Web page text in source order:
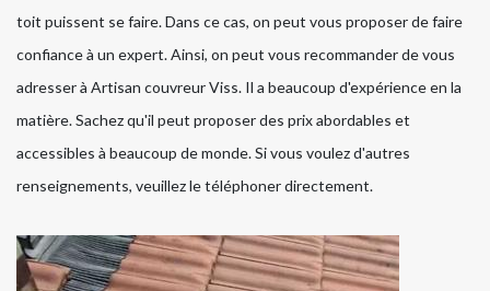
toit puissent se faire. Dans ce cas, on peut vous proposer de faire
confiance à un expert. Ainsi, on peut vous recommander de vous
adresser à Artisan couvreur Viss. Il a beaucoup d'expérience en la
matière. Sachez qu'il peut proposer des prix abordables et
accessibles à beaucoup de monde. Si vous voulez d'autres
renseignements, veuillez le téléphoner directement.